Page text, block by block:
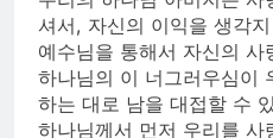
셔서, 자신의 이익을 생각
예수님을 통해서 자신의
하나님의 이 너그러우심이
하는 대로 남을 대접할 수
하나님께서 먼저 우리를 사